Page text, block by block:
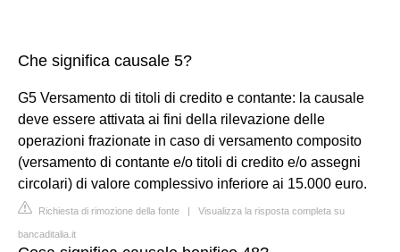
Che significa causale 5?
G5 Versamento di titoli di credito e contante: la causale
deve essere attivata ai fini della rilevazione delle
operazioni frazionate in caso di versamento composito
(versamento di contante e/o titoli di credito e/o assegni
circolari) di valore complessivo inferiore ai 15.000 euro.
Richiesta di rimozione della fonte | Visualizza la risposta completa su
bancaditalia.it